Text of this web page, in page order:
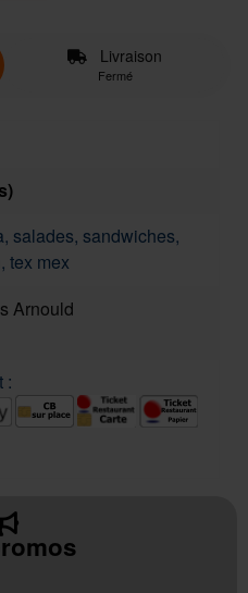
Livraison
Fermé
salades, sandwiches,
tex mex
Arnould
: